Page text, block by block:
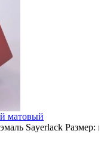
матовый
Sayerlack